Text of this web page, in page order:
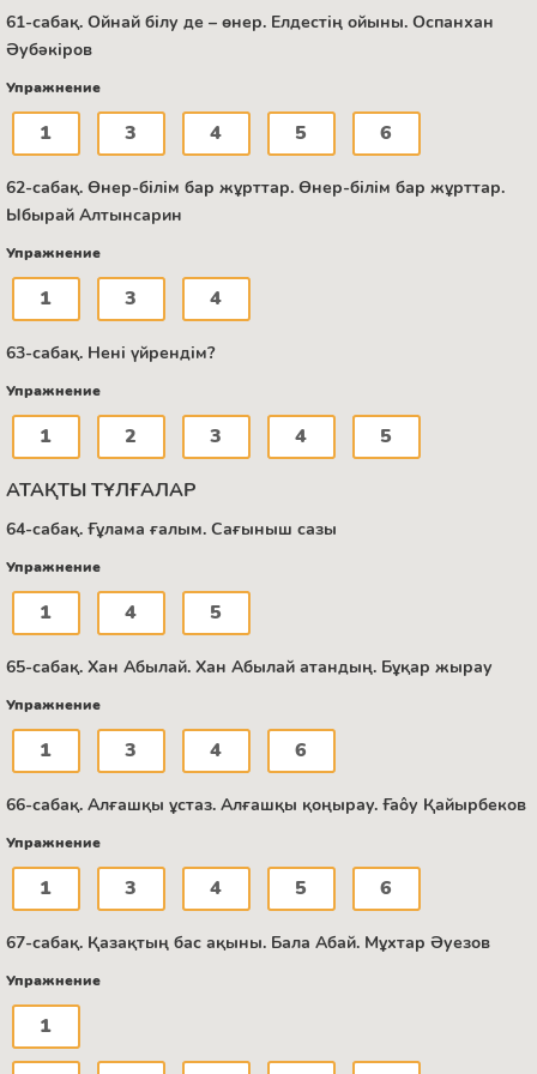
61-сабақ. Ойнай білу де – өнер. Елдестің ойыны. Оспанхан
Әубәкіров
Упражнение
1 3 4 5 6
62-сабақ. Өнер-білім бар жұрттар. Өнер-білім бар жұрттар.
Ыбырай Алтынсарин
Упражнение
1 3 4
63-сабақ. Нені үйрендім?
Упражнение
1 2 3 4 5
АТАҚТЫ ТҰЛҒАЛАР
64-сабақ. Ғұлама ғалым. Сағыныш сазы
Упражнение
1 4 5
65-сабақ. Хан Абылай. Хан Абылай атандың. Бұқар жырау
Упражнение
1 3 4 6
66-сабақ. Алғашқы ұстаз. Алғашқы қоңырау. Ғаôу Қайырбеков
Упражнение
1 3 4 5 6
67-сабақ. Қазақтың бас ақыны. Бала Абай. Мұхтар Әуезов
Упражнение
1